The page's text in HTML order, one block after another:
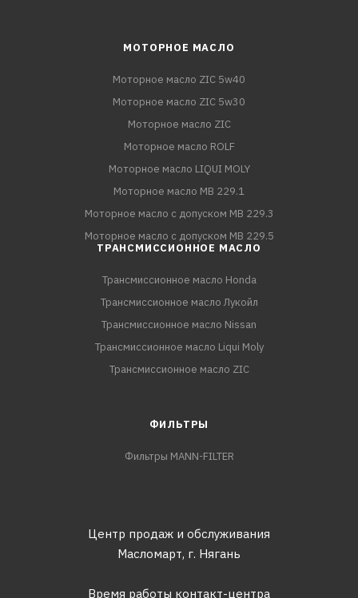
МОТОРНОЕ МАСЛО
Моторное масло ZIC 5w40
Моторное масло ZIC 5w30
Моторное масло ZIC
Моторное масло ROLF
Моторное масло LIQUI MOLY
Моторное масло MB 229.1
Моторное масло с допуском MB 229.3
Моторное масло с допуском MB 229.5
ТРАНСМИССИОННОЕ МАСЛО
Трансмиссионное масло Honda
Трансмиссионное масло Лукойл
Трансмиссионное масло Nissan
Трансмиссионное масло Liqui Moly
Трансмиссионное масло ZIC
ФИЛЬТРЫ
Фильтры MANN-FILTER
Центр продаж и обслуживания
Масломарт, г. Нягань
Время работы контакт-центра